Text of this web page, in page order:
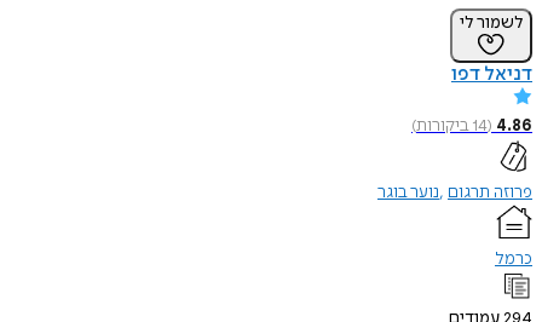
לשמור לי
דניאל דפו
4.86
(
14ביקורות)
פרוזה תרגום נוער בוגר
כרמל